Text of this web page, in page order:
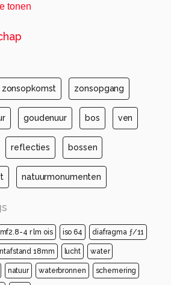
tonen
zonsopkomst zonsopgang
goudenuur bos ven
reflecties bossen
natuurmonumenten
4 r lm ois iso 64 diafragma ƒ/11
18mm lucht water
natuur waterbronnen schemering